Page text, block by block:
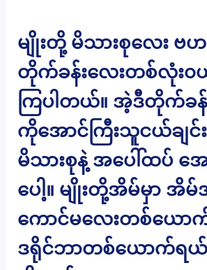
မျိုးတို့ မိသားစုလေး
တိုက်ခန်းလေးတစ်လုံး၀ယ်
ကြပါတယ်။ အဲ့ဒီတိုက်ခ
ကိုအောင်ကြီးသူငယ်ချ
မိသားစုနဲ့ အပေါ်ထပ်
ပေါ့။ မျိုးတို့အိမ်မှာ အိ
ကောင်မလေးတစ်ယော
ဒရိုင်ဘာတစ်ယောက်ရယ်